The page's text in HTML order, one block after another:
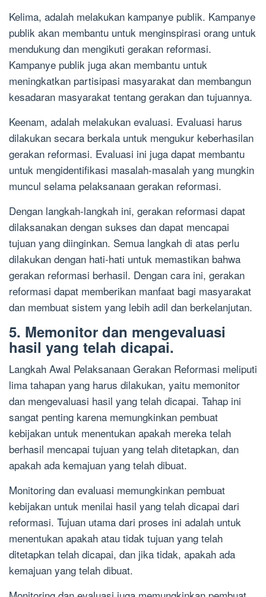
Kelima, adalah melakukan kampanye publik. Kampanye
publik akan membantu untuk menginspirasi orang untuk
mendukung dan mengikuti gerakan reformasi.
Kampanye publik juga akan membantu untuk
meningkatkan partisipasi masyarakat dan membangun
kesadaran masyarakat tentang gerakan dan tujuannya.
Keenam, adalah melakukan evaluasi. Evaluasi harus
dilakukan secara berkala untuk mengukur keberhasilan
gerakan reformasi. Evaluasi ini juga dapat membantu
untuk mengidentifikasi masalah-masalah yang mungkin
muncul selama pelaksanaan gerakan reformasi.
Dengan langkah-langkah ini, gerakan reformasi dapat
dilaksanakan dengan sukses dan dapat mencapai
tujuan yang diinginkan. Semua langkah di atas perlu
dilakukan dengan hati-hati untuk memastikan bahwa
gerakan reformasi berhasil. Dengan cara ini, gerakan
reformasi dapat memberikan manfaat bagi masyarakat
dan membuat sistem yang lebih adil dan berkelanjutan.
5. Memonitor dan mengevaluasi
hasil yang telah dicapai.
Langkah Awal Pelaksanaan Gerakan Reformasi meliputi
lima tahapan yang harus dilakukan, yaitu memonitor
dan mengevaluasi hasil yang telah dicapai. Tahap ini
sangat penting karena memungkinkan pembuat
kebijakan untuk menentukan apakah mereka telah
berhasil mencapai tujuan yang telah ditetapkan, dan
apakah ada kemajuan yang telah dibuat.
Monitoring dan evaluasi memungkinkan pembuat
kebijakan untuk menilai hasil yang telah dicapai dari
reformasi. Tujuan utama dari proses ini adalah untuk
menentukan apakah atau tidak tujuan yang telah
ditetapkan telah dicapai, dan jika tidak, apakah ada
kemajuan yang telah dibuat.